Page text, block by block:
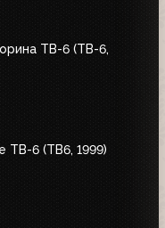
ТВ-6 (ТВ-6,
ТВ-6 (ТВ6, 1999)